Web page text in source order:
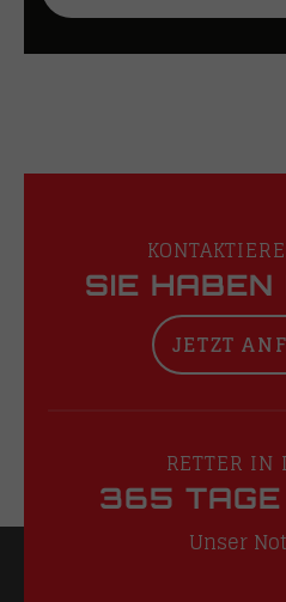
SIE HABEN
JETZT
RETTER IN
365 TAGE
Unser